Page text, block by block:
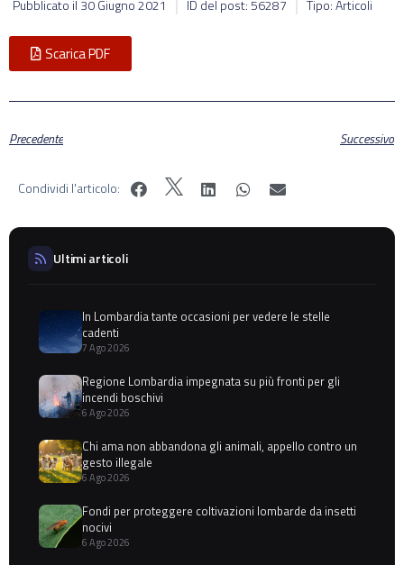
Pubblicato il 30 Giugno 2021 ID del post: 56287 Tipo: Articoli
Scarica PDF
Precedente Successivo
Condividi l'articolo:
Ultimi articoli
In Lombardia tante occasioni per vedere le stelle
cadenti
7 Ago 2026
Regione Lombardia impegnata su più fronti per gli
incendi boschivi
6 Ago 2026
Chi ama non abbandona gli animali, appello contro un
gesto illegale
6 Ago 2026
Fondi per proteggere coltivazioni lombarde da insetti
nocivi
6 Ago 2026